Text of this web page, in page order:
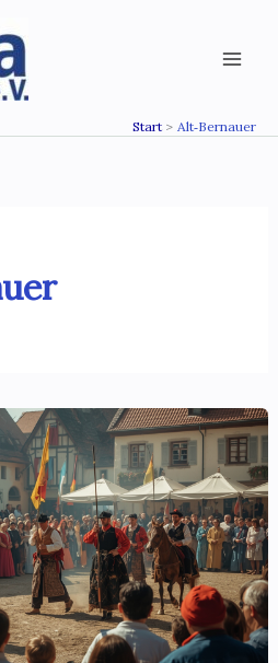
Start Alt‑Bernauer